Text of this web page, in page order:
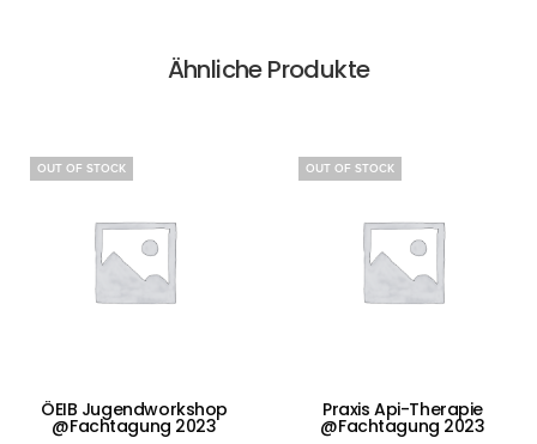
Ähnliche Produkte
OUT OF STOCK
ÖEIB Jugendworkshop
@Fachtagung 2023
OUT OF STOCK
Praxis Api-Therapie
@Fachtagung 2023